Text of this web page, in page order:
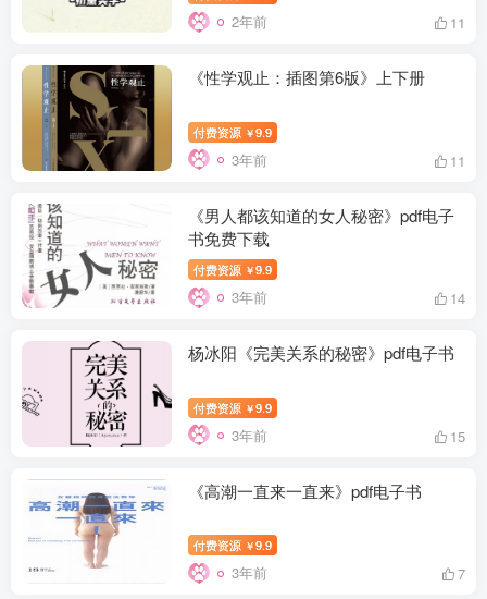
2年前 11
《性学观止：插图第6版》上下册
付费资源 ￥9.9
3年前 11
《男人都该知道的女人秘密》pdf电子
书免费下载
付费资源 ￥9.9
3年前 14
杨冰阳《完美关系的秘密》pdf电子书
付费资源 ￥9.9
3年前 15
《高潮一直来一直来》pdf电子书
付费资源 ￥9.9
3年前 7